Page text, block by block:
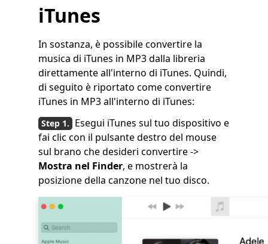
iTunes
In sostanza, è possibile convertire la
musica di iTunes in MP3 dalla libreria
direttamente all'interno di iTunes. Quindi,
di seguito è riportato come convertire
iTunes in MP3 all'interno di iTunes:
Esegui iTunes sul tuo dispositivo e
fai clic con il pulsante destro del mouse
sul brano che desideri convertire ->
Mostra nel Finder, e mostrerà la
posizione della canzone nel tuo disco.